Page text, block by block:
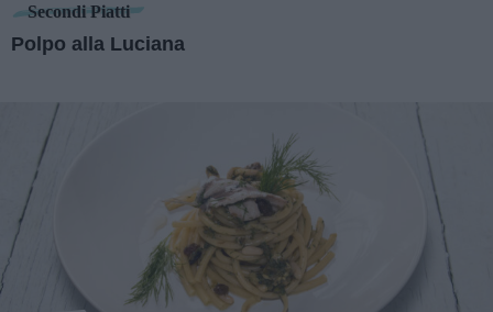
Secondi Piatti
Polpo alla Luciana